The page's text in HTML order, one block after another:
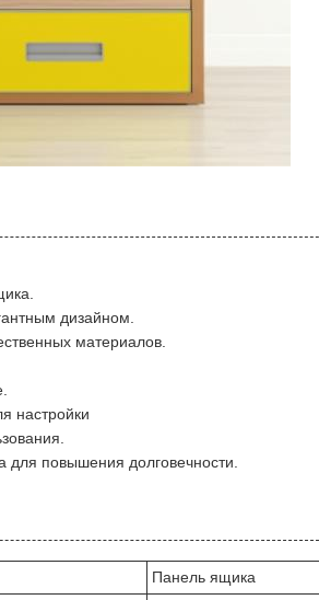
дизайном.
материалов.
настройки
для повышения долговечности.
Панель ящика